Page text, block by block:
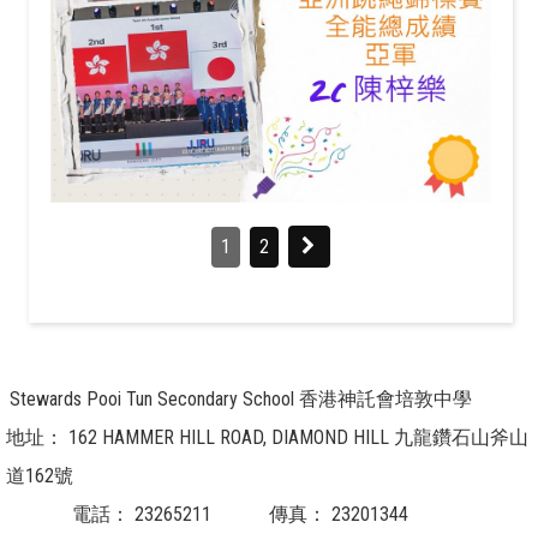
1 2
Stewards Pooi Tun Secondary School 香港神託會培敦中學
地址：
162 HAMMER HILL ROAD, DIAMOND HILL 九龍鑽石山斧山
道162號
電話： 23265211 傳真： 23201344